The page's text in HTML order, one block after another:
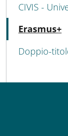
CIVIS -
Erasmus+
Doppio-